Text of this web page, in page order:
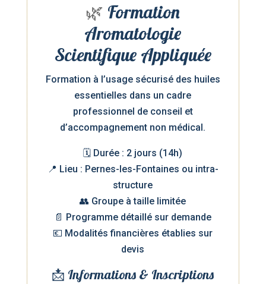
🌿 Formation
Aromatologie
Scientifique Appliquée
Formation à l’usage sécurisé des huiles
essentielles dans un cadre
professionnel de conseil et
d’accompagnement non médical.
🗓️ Durée : 2 jours (14h)
📍 Lieu : Pernes-les-Fontaines ou intra-
structure
👥 Groupe à taille limitée
📄 Programme détaillé sur demande
💶 Modalités financières établies sur
devis
📩 Informations & Inscriptions